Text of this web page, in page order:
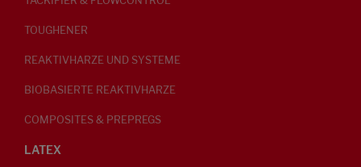
TOUGHENER
REAKTIVHARZE UND SYSTEME
BIOBASIERTE REAKTIVHARZE
COMPOSITES & PREPREGS
LATEX